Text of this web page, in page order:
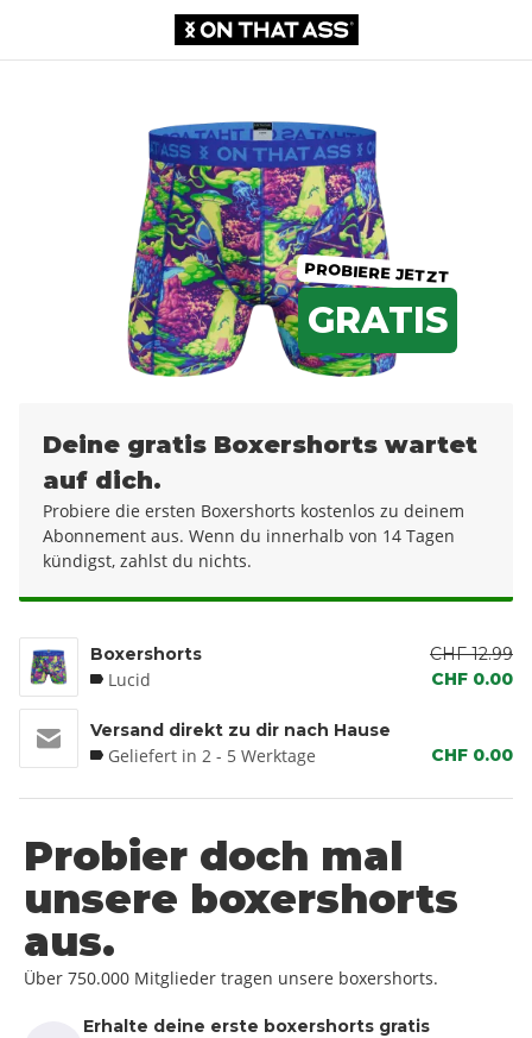
PROBIERE JETZT
GRATIS
Deine gratis Boxershorts wartet
auf dich.
Probiere die ersten Boxershorts kostenlos zu deinem
Abonnement aus. Wenn du innerhalb von 14 Tagen
kündigst, zahlst du nichts.
Boxershorts
Lucid
CHF 12.99
CHF 0.00
Versand direkt zu dir nach Hause
Geliefert in 2 - 5 Werktage CHF 0.00
Probier doch mal
unsere boxershorts
aus.
Über 750.000 Mitglieder tragen unsere boxershorts.
Erhalte deine erste boxershorts gratis
CHF 12.99